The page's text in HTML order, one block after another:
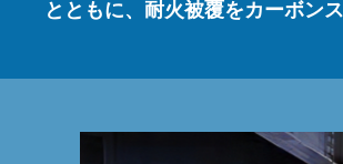
とともに、耐火被覆をカーボン